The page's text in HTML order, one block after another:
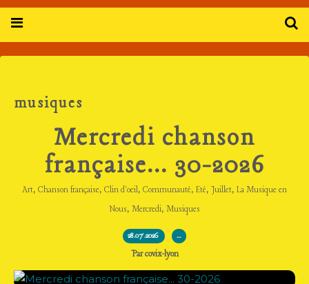
musiques
Mercredi chanson
française... 30-2026
Art, Chanson française, Clin d'oeil, Communauté, Eté, Juillet, La Musique en
Nous, Mercredi, Musiques
28.07.2026 …
Par covix-lyon